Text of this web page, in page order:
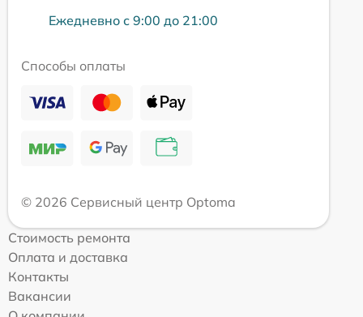
Ежедневно с 9:00 до 21:00
Способы оплаты
© 2026 Сервисный центр Optoma
Стоимость ремонта
Оплата и доставка
Контакты
Вакансии